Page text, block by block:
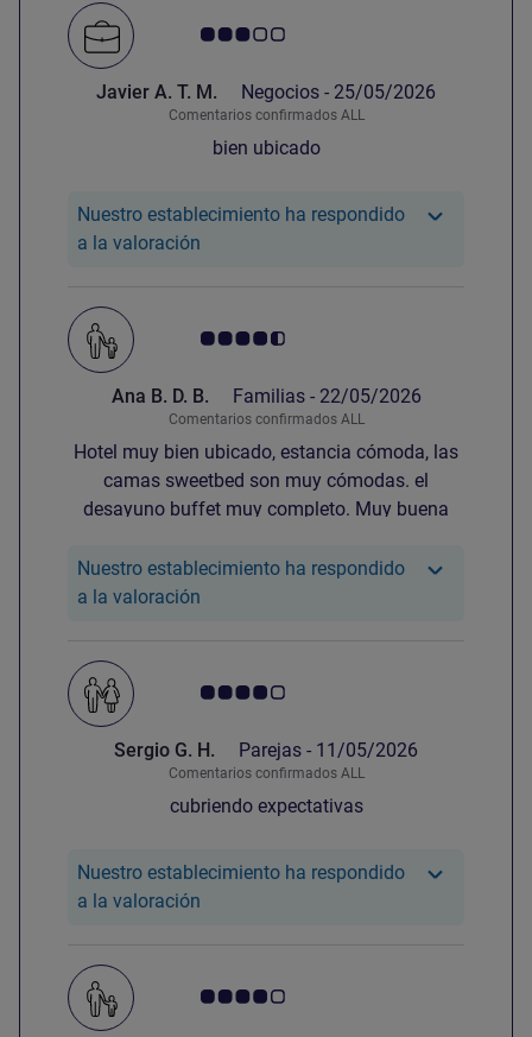
Nota de clientes de Avis 3.0/5
Javier A. T. M. Negocios - 25/05/2026
Comentarios confirmados ALL
bien ubicado
Nuestro establecimiento ha respondido
a la valoración
Nota de clientes de Avis 4.5/5
Ana B. D. B. Familias - 22/05/2026
Comentarios confirmados ALL
Hotel muy bien ubicado, estancia cómoda, las
camas sweetbed son muy cómodas. el
desayuno buffet muy completo. Muy buena
Nuestro establecimiento ha respondido
a la valoración
Nota de clientes de Avis 4.0/5
Sergio G. H. Parejas - 11/05/2026
Comentarios confirmados ALL
cubriendo expectativas
Nuestro establecimiento ha respondido
a la valoración
Nota de clientes de Avis 4.0/5